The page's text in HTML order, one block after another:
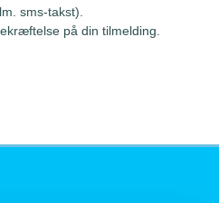
sms-takst).
på din tilmelding.